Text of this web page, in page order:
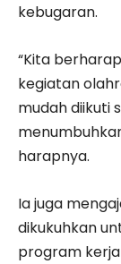
kebugaran.
“Kita
kegiatan
mudah diikuti
harapnya.
Ia juga
dikukuhkan
program